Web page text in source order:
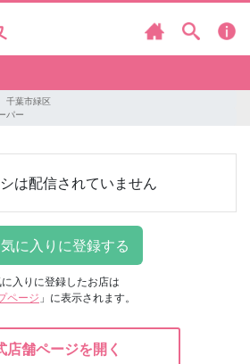
千葉市緑区
パー
は配信されていません
に入りに登録したお店は
ページ 」に表示されます。
店舗ページを開く